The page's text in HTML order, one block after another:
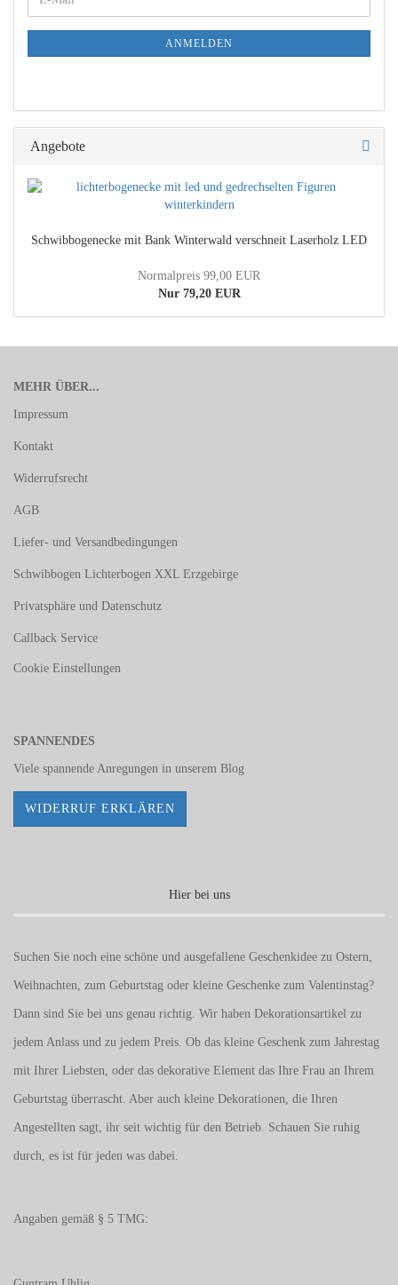
Mail
ANMELDEN
Angebote
Schwibbogenecke mit Bank Winterwald verschneit Laserholz LED
Normalpreis 99,00 EUR
Nur 79,20 EUR
MEHR ÜBER...
Impressum
Kontakt
Widerrufsrecht
AGB
Liefer- und Versandbedingungen
Schwibbogen Lichterbogen XXL Erzgebirge
Privatsphäre und Datenschutz
Callback Service
Cookie Einstellungen
SPANNENDES
Viele spannende Anregungen in unserem Blog
WIDERRUF ERKLÄREN
Hier bei uns
Suchen Sie noch eine schöne und ausgefallene Geschenkidee zu Ostern,
Weihnachten, zum Geburtstag oder kleine Geschenke zum Valentinstag?
Dann sind Sie bei uns genau richtig. Wir haben Dekorationsartikel zu
jedem Anlass und zu jedem Preis. Ob das kleine Geschenk zum Jahrestag
mit Ihrer Liebsten, oder das dekorative Element das Ihre Frau an Ihrem
Geburtstag überrascht. Aber auch kleine Dekorationen, die Ihren
Angestellten sagt, ihr seit wichtig für den Betrieb. Schauen Sie ruhig
durch, es ist für jeden was dabei.
Angaben gemäß § 5 TMG: